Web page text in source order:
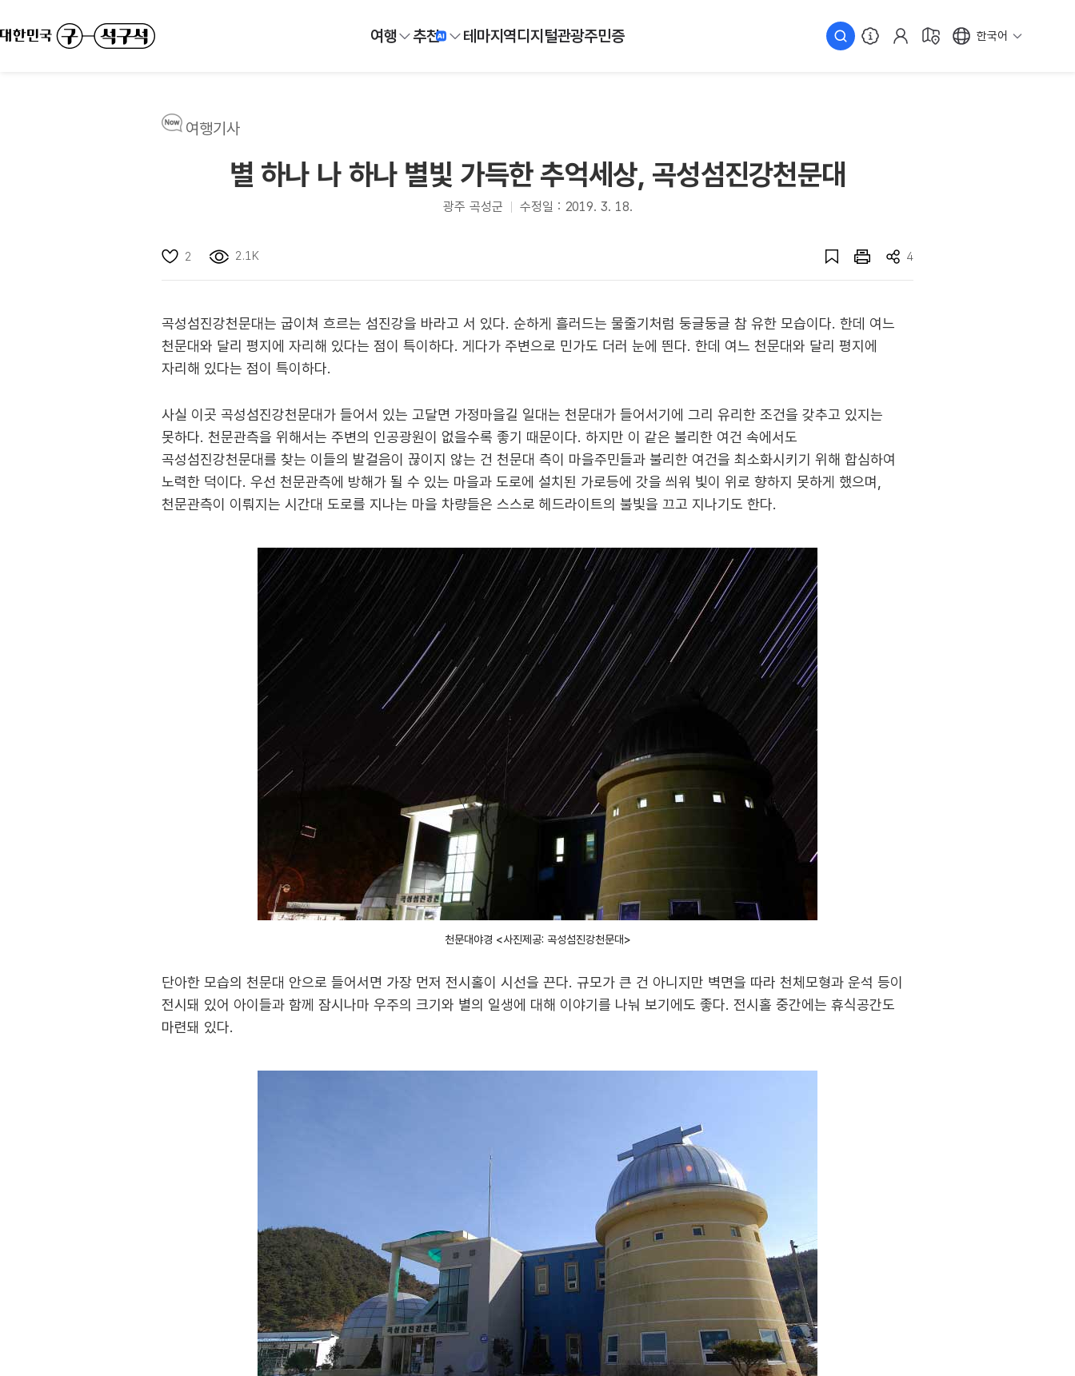
여행 추천 테마지역디지털관광주민증 한국어
여행기사
별 하나 나 하나 별빛 가득한 추억세상, 곡성섬진강천문대
광주 곡성군 수정일 : 2019. 3. 18.
2 2.1K 4
곡성섬진강천문대는 굽이쳐 흐르는 섬진강을 바라고 서 있다. 순하게 흘러드는 물줄기처럼 둥글둥글 참 유한 모습이다. 한데 여느
천문대와 달리 평지에 자리해 있다는 점이 특이하다. 게다가 주변으로 민가도 더러 눈에 띈다. 한데 여느 천문대와 달리 평지에
자리해 있다는 점이 특이하다.
사실 이곳 곡성섬진강천문대가 들어서 있는 고달면 가정마을길 일대는 천문대가 들어서기에 그리 유리한 조건을 갖추고 있지는
못하다. 천문관측을 위해서는 주변의 인공광원이 없을수록 좋기 때문이다. 하지만 이 같은 불리한 여건 속에서도
곡성섬진강천문대를 찾는 이들의 발걸음이 끊이지 않는 건 천문대 측이 마을주민들과 불리한 여건을 최소화시키기 위해 합심하여
노력한 덕이다. 우선 천문관측에 방해가 될 수 있는 마을과 도로에 설치된 가로등에 갓을 씌워 빛이 위로 향하지 못하게 했으며,
천문관측이 이뤄지는 시간대 도로를 지나는 마을 차량들은 스스로 헤드라이트의 불빛을 끄고 지나기도 한다.
천문대야경 <사진제공: 곡성섬진강천문대>
단아한 모습의 천문대 안으로 들어서면 가장 먼저 전시홀이 시선을 끈다. 규모가 큰 건 아니지만 벽면을 따라 천체모형과 운석 등이
전시돼 있어 아이들과 함께 잠시나마 우주의 크기와 별의 일생에 대해 이야기를 나눠 보기에도 좋다. 전시홀 중간에는 휴식공간도
마련돼 있다.